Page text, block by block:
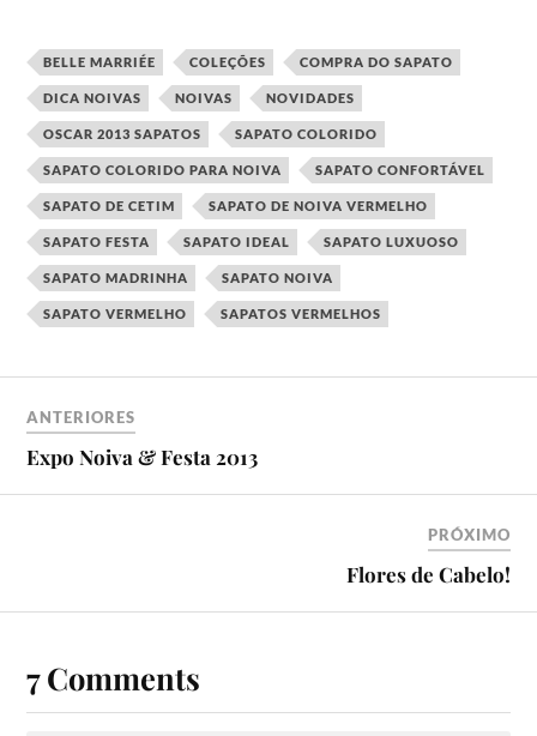
BELLE MARRIÉE COLEÇÕES COMPRA DO SAPATO
DICA NOIVAS NOIVAS NOVIDADES
OSCAR 2013 SAPATOS SAPATO COLORIDO
SAPATO COLORIDO PARA NOIVA SAPATO CONFORTÁVEL
SAPATO DE CETIM SAPATO DE NOIVA VERMELHO
SAPATO FESTA SAPATO IDEAL SAPATO LUXUOSO
SAPATO MADRINHA SAPATO NOIVA
SAPATO VERMELHO SAPATOS VERMELHOS
ANTERIORES
Expo Noiva & Festa 2013
PRÓXIMO
Flores de Cabelo!
7 Comments